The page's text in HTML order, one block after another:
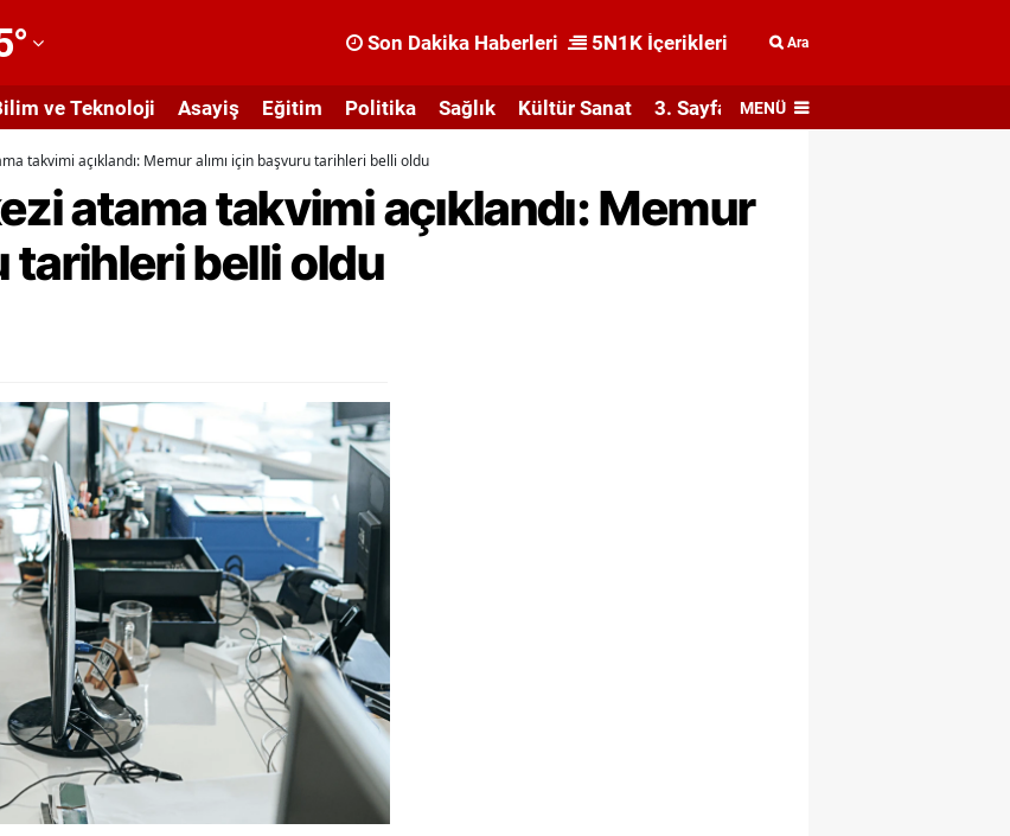
° Son Dakika Haberleri 5N1K İçerikleri Ara
ve Teknoloji Asayiş Eğitim Politika Sağlık Kültür Sanat 3. Sayfa MENÜ
takvimi açıklandı: Memur alımı için başvuru tarihleri belli oldu
atama takvimi açıklandı: Memur
tarihleri belli oldu